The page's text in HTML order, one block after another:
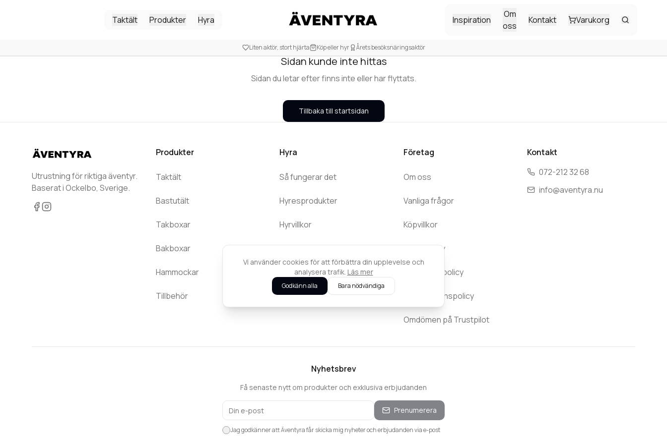
Vi använder cookies för att förbättra din upplevelse och
analysera trafik. Läs mer
Godkänn alla Bara nödvändiga
Taktält Produkter Hyra Inspiration
Om
oss
Kontakt Varukorg
Liten aktör, stort hjärta Köp eller hyr Årets besöksnäringsaktör
404
Sidan kunde inte hittas
Sidan du letar efter finns inte eller har flyttats.
Tillbaka till startsidan
Utrustning för riktiga äventyr.
Baserat i Ockelbo, Sverige.
Produkter
Taktält
Bastutält
Takboxar
Bakboxar
Hammockar
Tillbehör
Hyra
Så fungerar det
Hyresprodukter
Hyrvillkor
Kontakta oss
Företag
Om oss
Vanliga frågor
Köpvillkor
Returpolicy
Integritetspolicy
Reklamationspolicy
Omdömen på Trustpilot
Kontakt
072-212 32 68
info@aventyra.nu
Nyhetsbrev
Få senaste nytt om produkter och exklusiva erbjudanden
Prenumerera
Jag godkänner att Äventyra får skicka mig nyheter och erbjudanden via e-post